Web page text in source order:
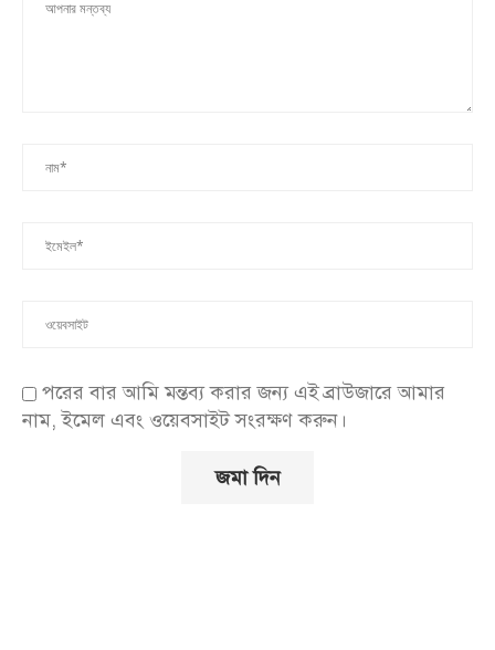
পরের বার আমি মন্তব্য করার জন্য এই ব্রাউজারে আমার
নাম, ইমেল এবং ওয়েবসাইট সংরক্ষণ করুন।